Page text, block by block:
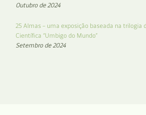
Outubro de 2024
25 Almas – uma exposição baseada na trilogia
Científica “Umbigo do Mundo”
Setembro de 2024